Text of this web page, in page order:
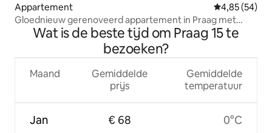
Appartement Gemiddelde
4,85 (54)
Gloednieuw gerenoveerd appartement in Praag met
aircoWat is de beste tijd om Praag 15 te
bezoeken?
Maand
Jan
Gemiddelde
prijs
€ 68
Gemiddelde
temperatuur
0°C